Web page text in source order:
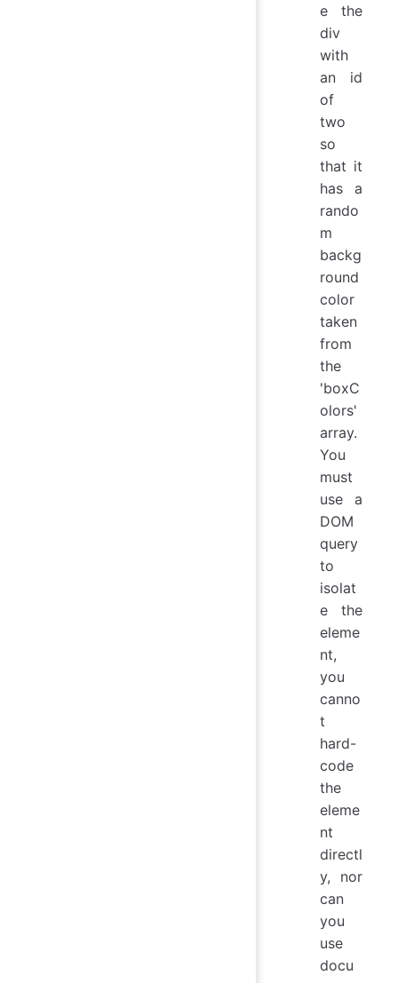
e the
div
with
an id
of
two
so
that it
has a
rando
m
backg
round
color
taken
from
the
'boxC
olors'
array.
You
must
use a
DOM
query
to
isolat
e the
eleme
nt,
you
canno
t
hard-
code
the
eleme
nt
directl
y, nor
can
you
use
docu